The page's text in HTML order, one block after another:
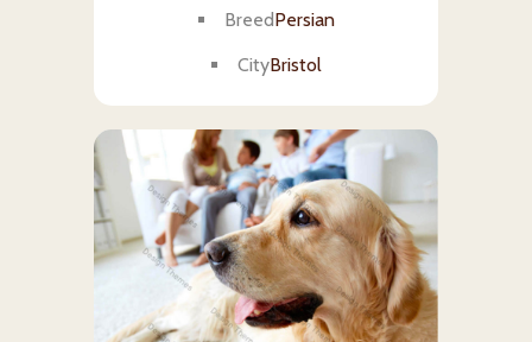
BreedPersian
CityBristol